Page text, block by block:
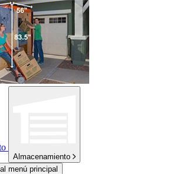
Almacenamiento
menú principal